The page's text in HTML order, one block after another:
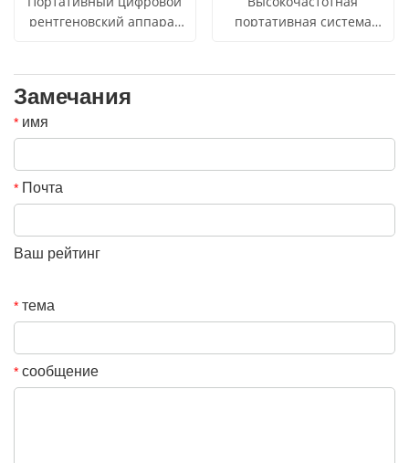
рентгеновский аппарат
портативная система
Замечания
* имя
* Почта
Ваш рейтинг
* тема
* сообщение